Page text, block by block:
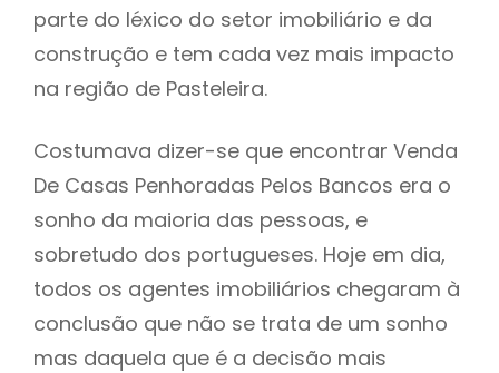
parte do léxico do setor imobiliário e da
construção e tem cada vez mais impacto
na região de Pasteleira.
Costumava dizer-se que encontrar Venda
De Casas Penhoradas Pelos Bancos era o
sonho da maioria das pessoas, e
sobretudo dos portugueses. Hoje em dia,
todos os agentes imobiliários chegaram à
conclusão que não se trata de um sonho
mas daquela que é a decisão mais